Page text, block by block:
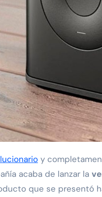
y
acaba de lanzar la
que se presentó